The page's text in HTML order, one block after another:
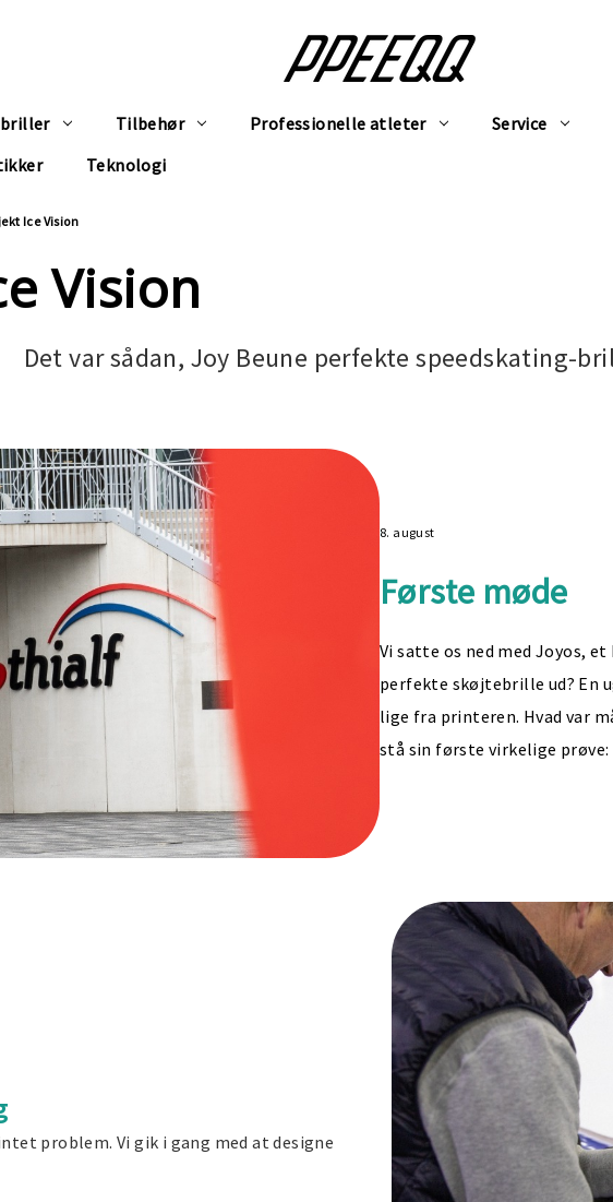
Tilbehør Professionelle atleter Service
Teknologi
Ice Vision
Vision
Det var sådan, Joy Beune perfekte speedskating-
8. august
Første møde
Vi satte os ned med Joyos,
perfekte skøjtebrille ud? En
lige fra printeren. Hvad var
stå sin første virkelige prøve:
problem. Vi gik i gang med at designe